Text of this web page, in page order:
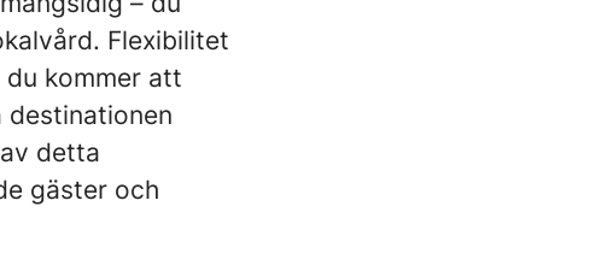
Flexibilitet
kommer att
detta
gäster och